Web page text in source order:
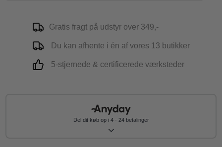
Gratis fragt på udstyr over 349,-
Du kan afhente i én af vores 13 butikker
5-stjernede & certificerede værksteder
Del dit køb op i 4 - 24 betalinger